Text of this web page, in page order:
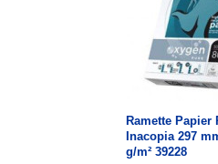
Ramette Papier
Inacopia 297
g/m² 39228